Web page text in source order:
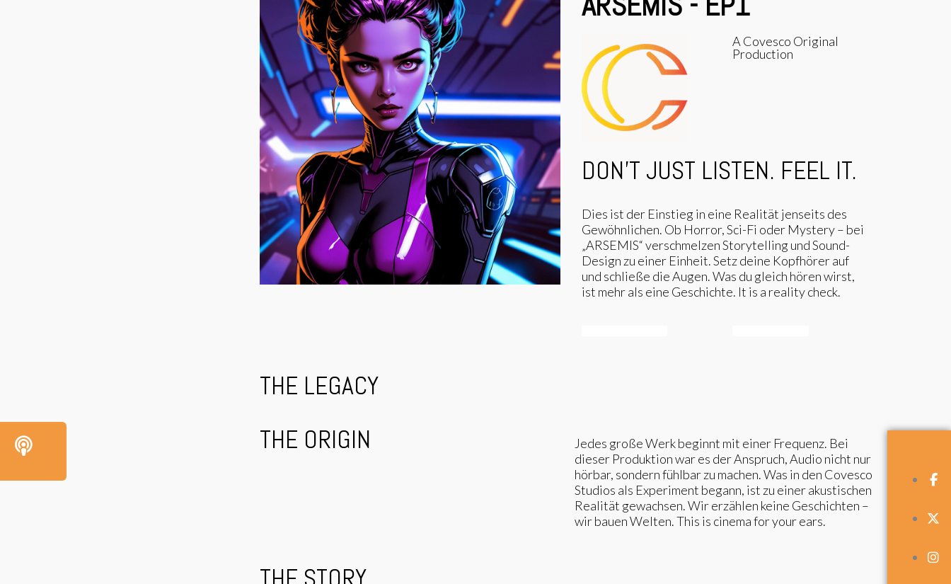
A Covesco Original
Production
DON'T JUST LISTEN. FEEL IT.
Dies ist der Einstieg in eine Realität jenseits des
Gewöhnlichen. Ob Horror, Sci-Fi oder Mystery – bei
„ARSEMIS“ verschmelzen Storytelling und Sound-
Design zu einer Einheit. Setz deine Kopfhörer auf
und schließe die Augen. Was du gleich hören wirst,
ist mehr als eine Geschichte. It is a reality check.
THE LEGACY
THE ORIGIN
Jedes große Werk beginnt mit einer Frequenz. Bei
dieser Produktion war es der Anspruch, Audio nicht nur
hörbar, sondern fühlbar zu machen. Was in den Covesco
Studios als Experiment begann, ist zu einer akustischen
Realität gewachsen. Wir erzählen keine Geschichten –
wir bauen Welten. This is cinema for your ears.